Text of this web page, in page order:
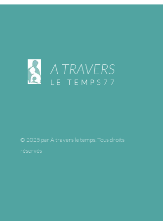
LE TEMPS77
A TRAVERS
© 2025 par À travers le temps. Tous droits
réservés